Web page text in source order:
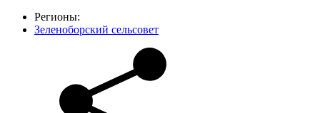
Регионы:
Зеленоборский сельсовет